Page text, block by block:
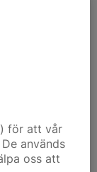
för att vår
används
oss att